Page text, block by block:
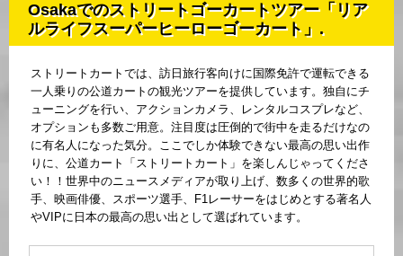
Osakaでのストリートゴーカートツアー「リア
ルライフスーパーヒーローゴーカート」.
ストリートカートでは、訪日旅行客向けに国際免許で運転できる
一人乗りの公道カートの観光ツアーを提供しています。独自にチ
ューニングを行い、アクションカメラ、レンタルコスプレなど、
オプションも多数ご用意。注目度は圧倒的で街中を走るだけなの
に有名人になった気分。ここでしか体験できない最高の思い出作
りに、公道カート「ストリートカート」を楽しんじゃってくださ
い！！世界中のニュースメディアが取り上げ、数多くの世界的歌
手、映画俳優、スポーツ選手、F1レーサーをはじめとする著名人
やVIPに日本の最高の思い出として選ばれています。